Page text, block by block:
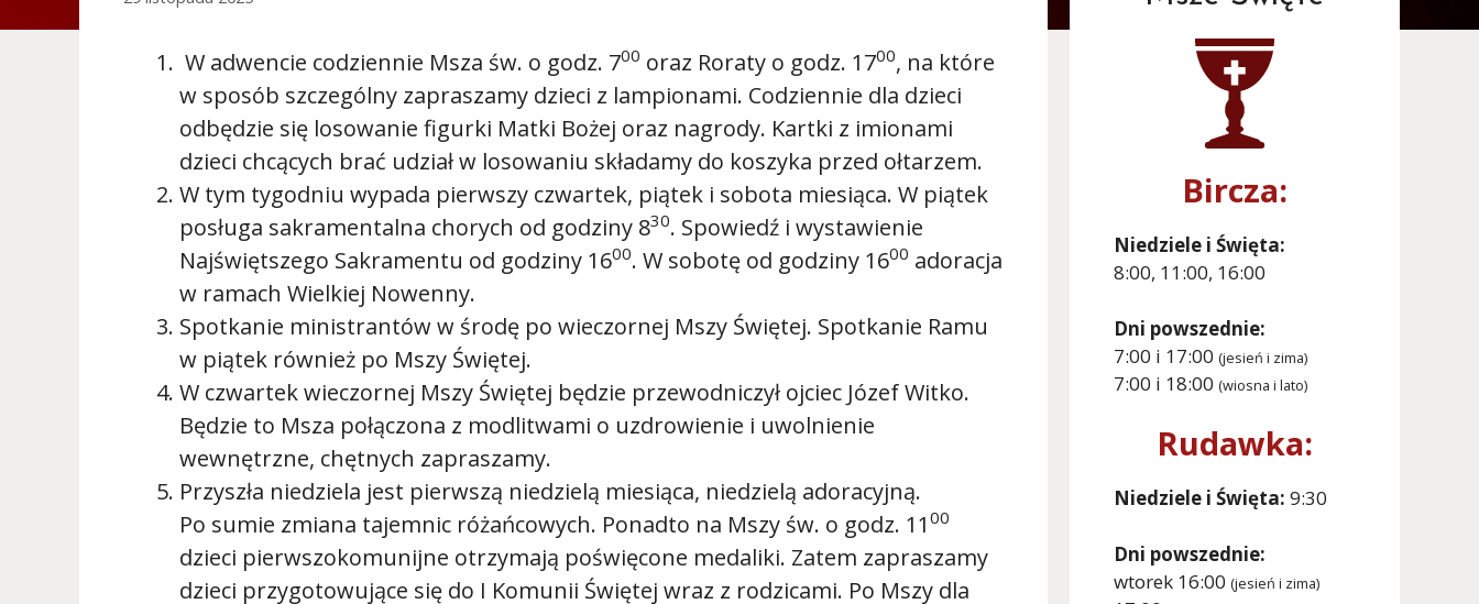
W adwencie codziennie Msza św. o godz. 700 oraz Roraty o godz. 1700, na które
w sposób szczególny zapraszamy dzieci z lampionami. Codziennie dla dzieci
odbędzie się losowanie figurki Matki Bożej oraz nagrody. Kartki z imionami
dzieci chcących brać udział w losowaniu składamy do koszyka przed ołtarzem.
W tym tygodniu wypada pierwszy czwartek, piątek i sobota miesiąca. W piątek
posługa sakramentalna chorych od godziny 830. Spowiedź i wystawienie
Najświętszego Sakramentu od godziny 1600. W sobotę od godziny 1600 adoracja
w ramach Wielkiej Nowenny.
Spotkanie ministrantów w środę po wieczornej Mszy Świętej. Spotkanie Ramu
w piątek również po Mszy Świętej.
W czwartek wieczornej Mszy Świętej będzie przewodniczył ojciec Józef Witko.
Będzie to Msza połączona z modlitwami o uzdrowienie i uwolnienie
wewnętrzne, chętnych zapraszamy.
Przyszła niedziela jest pierwszą niedzielą miesiąca, niedzielą adoracyjną.
Po sumie zmiana tajemnic różańcowych. Ponadto na Mszy św. o godz. 11 00
dzieci pierwszokomunijne otrzymają poświęcone medaliki. Zatem zapraszamy
dzieci przygotowujące się do I Komunii Świętej wraz z rodzicami. Po Mszy dla
Bircza:
Niedziele i Święta:
8:00, 11:00, 16:00
Dni powszednie:
7:00 i 17:00 (jesień i zima)
7:00 i 18:00 (wiosna i lato)
Rudawka:
Niedziele i Święta: 9:30
Dni powszednie:
wtorek 16:00 (jesień i zima)